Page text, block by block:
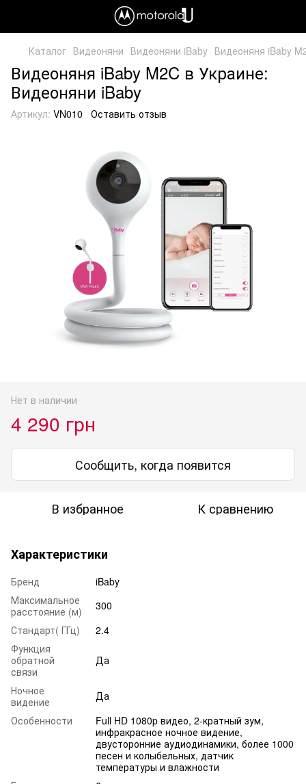
Каталог Видеоняни Видеоняни iBaby Видеоняня iBaby
Видеоняня iBaby M2C в Украине:
Видеоняни iBaby
Артикул: VN010 Оставить отзыв
Нет в наличии
4 290 грн
Сообщить, когда появится
В избранное К сравнению
Характеристики
Бренд
iBaby
Максимальное
расстояние (м)
300
Стандарт( ГГц)
2.4
Функция
обратной
связи
Да
Ночное
видение
Да
Особенности
Full HD 1080p видео, 2-кратный зум,
инфракрасное ночное видение,
двусторонние аудиодинамики, более 1000
песен и колыбельных, датчик
температуры и влажности